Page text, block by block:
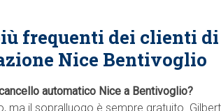
frequenti dei clienti
Nice Bentivoglio
automatico Nice a Bentivoglio?
ma il sopralluogo è sempre gratuito.